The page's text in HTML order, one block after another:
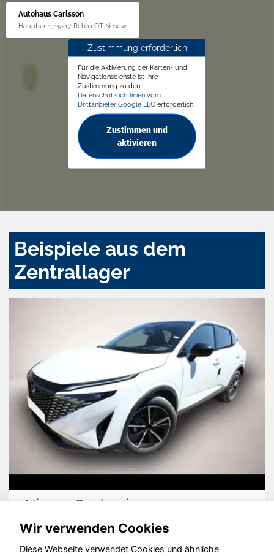
Autohaus Carlsson
Hauptstr. 1, 19217 Rehna OT Nesow
Zustimmung erforderlich
Für die Aktivierung der Karten- und
Navigationsdienste ist Ihre
Zustimmung zu den
Datenschutzrichtlinien vom
Drittanbieter Google LLC erforderlich.
Zustimmen und
aktivieren
Beispiele aus dem
Zentrallager
Nissan Qashqai
Wir verwenden Cookies
Diese Webseite verwendet Cookies und ähnliche